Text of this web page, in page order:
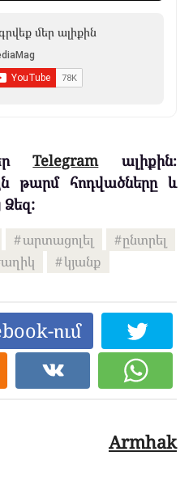
մեր ալիքին
Telegramալիքին։
թարմ հոդվածները և
արտացոլել
ընտրել
կյանք
ում
Armhak